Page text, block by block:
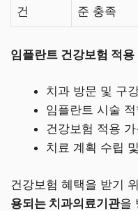
건 준 충족
임플란트 건강보험 적용
치과 방문 및 구
임플란트 시술
건강보험 적용
치료 계획 수립
건강보험 혜택을 받기
용되는 치과의료기관을